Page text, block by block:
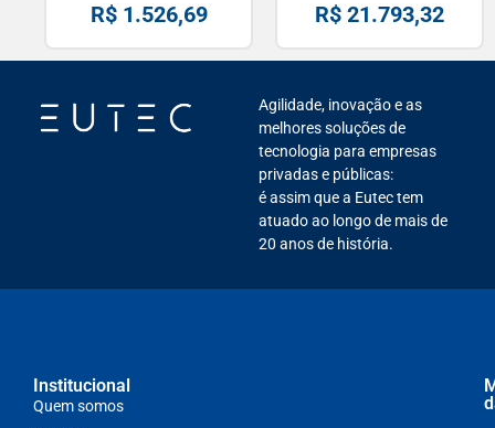
R$1.526,69 R$ 21.793,32
Agilidade, inovação e as
melhores soluções de
tecnologia para empresas
privadas e públicas:
é assim que a Eutec tem
atuado ao longo de mais de
20 anos de história.
Institucional
Quem somos